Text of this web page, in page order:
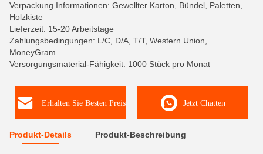
Verpackung Informationen: Gewellter Karton, Bündel, Paletten,
Holzkiste
Lieferzeit: 15-20 Arbeitstage
Zahlungsbedingungen: L/C, D/A, T/T, Western Union,
MoneyGram
Versorgungsmaterial-Fähigkeit: 1000 Stück pro Monat
Erhalten Sie Besten Preis Jetzt Chatten
Produkt-Details Produkt-Beschreibung